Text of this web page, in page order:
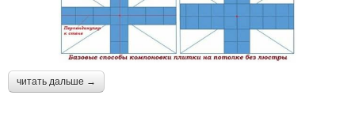
читать дальше →